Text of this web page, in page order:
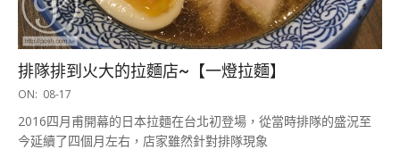
排隊排到火大的拉麵店~【一燈拉麵】
2016-
17
ON: 08-17
2016四月甫開幕的日本拉麵在台北初登場，從當時排隊的盛況至
今延續了四個月左右，店家雖然針對排隊現象